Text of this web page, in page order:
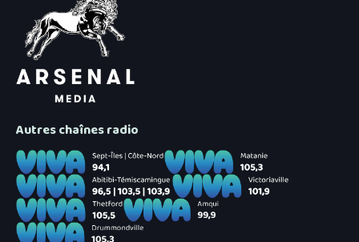
Autres chaînes radio